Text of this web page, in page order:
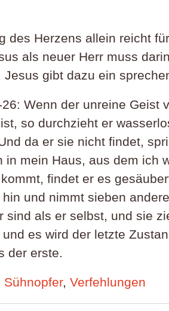
des Herzens allein reicht
als neuer Herr muss
Jesus gibt dazu ein
Wenn der unreine Geist
so durchzieht er
da er sie nicht findet,
in mein Haus, aus dem ich
findet er es
und nimmt sieben
sind als er selbst, und sie
es wird der letzte
der erste.
Sühnopfer, Verfehlungen